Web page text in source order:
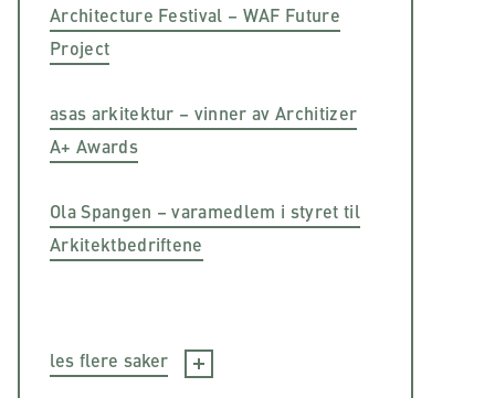
Architecture Festival – WAF Future
Project
asas arkitektur – vinner av Architizer
A+ Awards
Ola Spangen – varamedlem i styret til
Arkitektbedriftene
les flere saker